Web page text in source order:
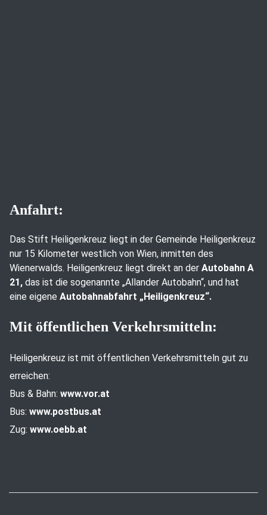
Anfahrt:
Das Stift Heiligenkreuz liegt in der Gemeinde Heiligenkreuz
nur 15 Kilometer westlich von Wien, inmitten des
Wienerwalds. Heiligenkreuz liegt direkt an der Autobahn A
21, das ist die sogenannte „Allander Autobahn“, und hat
eine eigene Autobahnabfahrt „Heiligenkreuz“.
Mit öffentlichen Verkehrsmitteln:
Heiligenkreuz ist mit öffentlichen Verkehrsmitteln gut zu
erreichen:
Bus & Bahn: www.vor.at
Bus: www.postbus.at
Zug: www.oebb.at